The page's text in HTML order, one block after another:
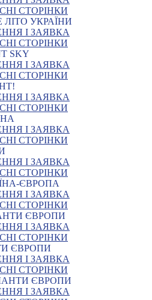
СТОРІНКИ
УКРАЇНИ
І ЗАЯВКА
СТОРІНКИ
SKY
І ЗАЯВКА
СТОРІНКИ
І ЗАЯВКА
СТОРІНКИ
І ЗАЯВКА
СТОРІНКИ
І ЗАЯВКА
СТОРІНКИ
ЄВРОПА
І ЗАЯВКА
СТОРІНКИ
ЄВРОПИ
І ЗАЯВКА
СТОРІНКИ
ЄВРОПИ
І ЗАЯВКА
СТОРІНКИ
ЄВРОПИ
І ЗАЯВКА